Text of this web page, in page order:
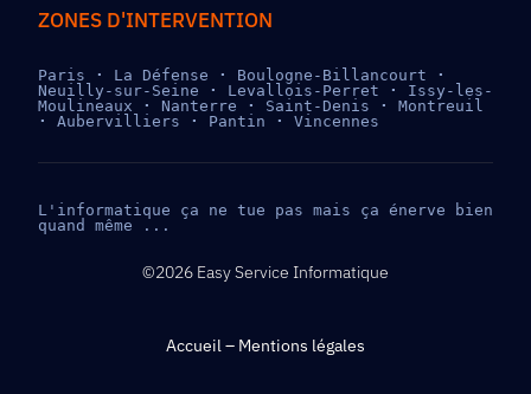
ZONES D'INTERVENTION
Paris · La Défense · Boulogne-Billancourt
Neuilly-sur-Seine
· Levallois-Perret · Issy-les-
Moulineaux
· Nanterre · Saint-Denis ·
· Aubervilliers · Pantin · Vincennes
L'informatique ça ne tue pas mais ça énerve bien
quand même ...
©2026 Easy Service Informatique
Accueil – Mentions légales